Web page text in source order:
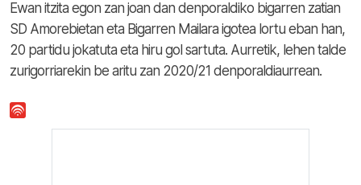
Ewan itzita egon zan joan dan denporaldiko bigarren zatian
SD Amorebietan eta Bigarren Mailara igotea lortu eban han,
20 partidu jokatuta eta hiru gol sartuta. Aurretik, lehen talde
zurigorriarekin be aritu zan 2020/21 denporaldiaurrean.